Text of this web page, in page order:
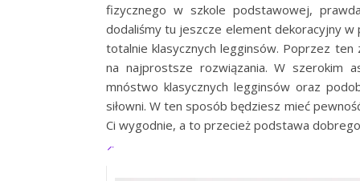
fizycznego w szkole podstawowej,
dodaliśmy tu jeszcze element dekoracyjny w
totalnie klasycznych legginsów. Poprzez
na najprostsze rozwiązania. W szerokim
mnóstwo klasycznych legginsów oraz
siłowni. W ten sposób będziesz mieć
Ci wygodnie, a to przecież podstawa